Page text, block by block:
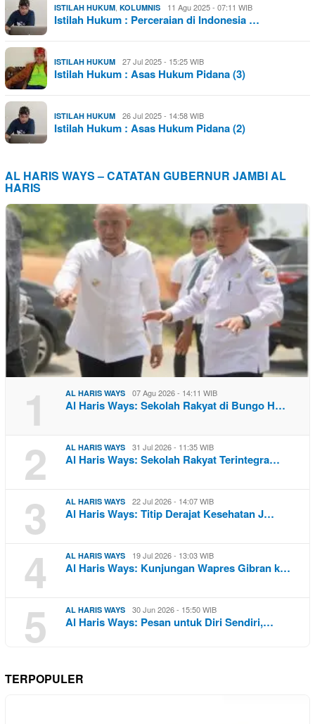
ISTILAH HUKUM KOLUMNIS 11 Agu 2025 - 07:11 WIB
Istilah Hukum : Perceraian di Indonesia …
ISTILAH HUKUM 27 Jul 2025 - 15:25 WIB
Istilah Hukum : Asas Hukum Pidana (3)
ISTILAH HUKUM 26 Jul 2025 - 14:58 WIB
Istilah Hukum : Asas Hukum Pidana (2)
AL HARIS WAYS – CATATAN GUBERNUR JAMBI AL
HARIS
1 AL HARIS WAYS 07 Agu 2026 - 14:11 WIB
Al Haris Ways: Sekolah Rakyat di Bungo H…
2 AL HARIS WAYS 31 Jul 2026 - 11:35 WIB
Al Haris Ways: Sekolah Rakyat Terintegra…
3 AL HARIS WAYS 22 Jul 2026 - 14:07 WIB
Al Haris Ways: Titip Derajat Kesehatan J…
4 AL HARIS WAYS 19 Jul 2026 - 13:03 WIB
Al Haris Ways: Kunjungan Wapres Gibran k…
5 AL HARIS WAYS 30 Jun 2026 - 15:50 WIB
Al Haris Ways: Pesan untuk Diri Sendiri,…
TERPOPULER